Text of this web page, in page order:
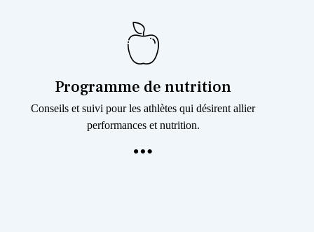
Programme de nutrition
Conseils et suivi pour les athlètes qui désirent allier
performances et nutrition.